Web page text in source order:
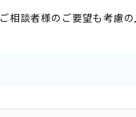
ご相談者様のご要望も考慮